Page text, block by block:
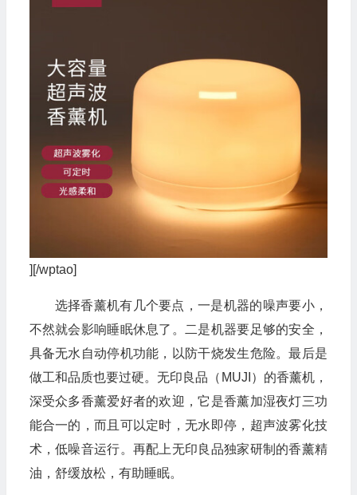
][/wptao]
选择香薰机有几个要点，一是机器的噪声要小，
不然就会影响睡眠休息了。二是机器要足够的安全，
具备无水自动停机功能，以防干烧发生危险。最后是
做工和品质也要过硬。无印良品（MUJI）的香薰机，
深受众多香薰爱好者的欢迎，它是香薰加湿夜灯三功
能合一的，而且可以定时，无水即停，超声波雾化技
术，低噪音运行。再配上无印良品独家研制的香薰精
油，舒缓放松，有助睡眠。